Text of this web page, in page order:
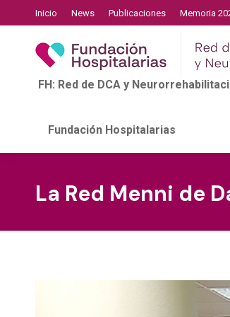
Inicio News Publicaciones Memoria
FH: Red de DCA y
Fundación Hospitalarias
La Red Menni de